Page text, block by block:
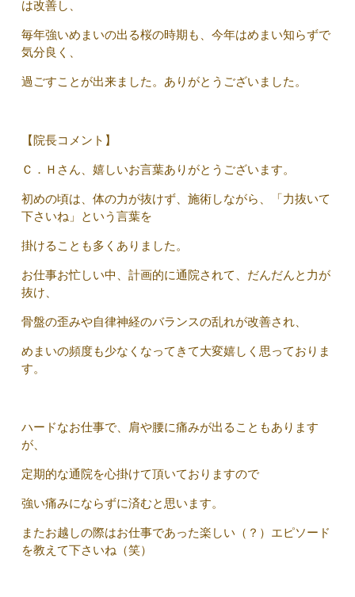
は改善し、
毎年強いめまいの出る桜の時期も、今年はめまい知らずで
気分良く、
過ごすことが出来ました。ありがとうございました。
【院長コメント】
Ｃ．Ｈさん、嬉しいお言葉ありがとうございます。
初めの頃は、体の力が抜けず、施術しながら、「力抜いて
下さいね」という言葉を
掛けることも多くありました。
お仕事お忙しい中、計画的に通院されて、だんだんと力が
抜け、
骨盤の歪みや自律神経のバランスの乱れが改善され、
めまいの頻度も少なくなってきて大変嬉しく思っておりま
す。
ハードなお仕事で、肩や腰に痛みが出ることもあります
が、
定期的な通院を心掛けて頂いておりますので
強い痛みにならずに済むと思います。
またお越しの際はお仕事であった楽しい（？）エピソード
を教えて下さいね（笑）